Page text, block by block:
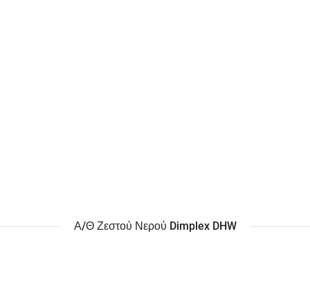
Α/Θ Ζεστού Νερού Dimplex DHW